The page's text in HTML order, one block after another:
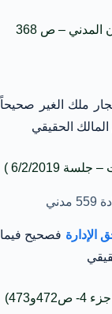
– ص 368
ملك الغير صحيحاً
الحقيقي
الإدارة فصحيح فيما